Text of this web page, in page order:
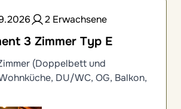
2 Erwachsene
3 Zimmer Typ E
(Doppelbett und
DU/WC, OG, Balkon,